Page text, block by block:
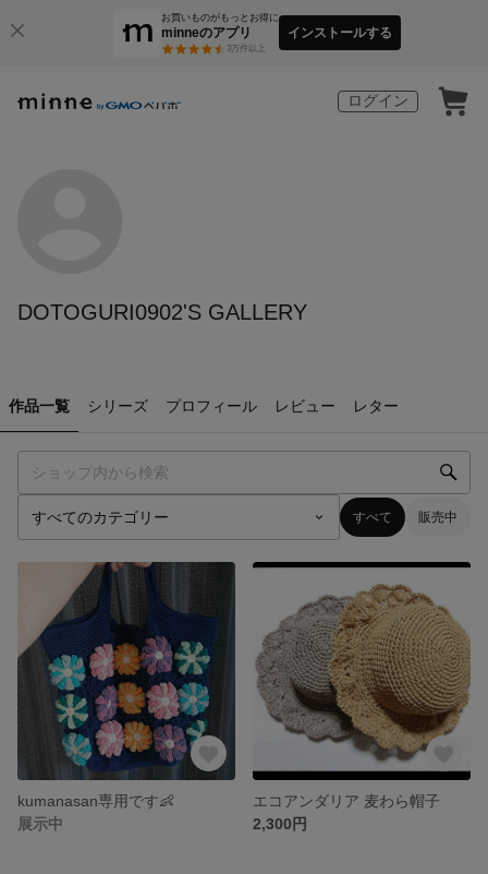
お買いものがもっとお得に
minneのアプリ
3万件以上
インストールする
ログイン
DOTOGURI0902'S GALLERY
作品一覧 シリーズ プロフィール レビュー レター
すべて 販売中
kumanasan専用です👶
展示中
エコアンダリア 麦わら帽子
2,300円